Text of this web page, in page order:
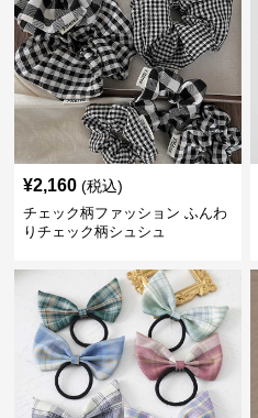
¥2,160 (税込)
チェック柄ファッション ふんわ
りチェック柄シュシュ